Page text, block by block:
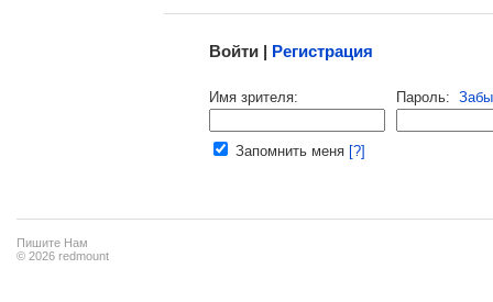
Войти | Регистрация
Имя зрителя: Пароль:
Запомнить меня [?]
Пишите Нам
© 2026 redmount